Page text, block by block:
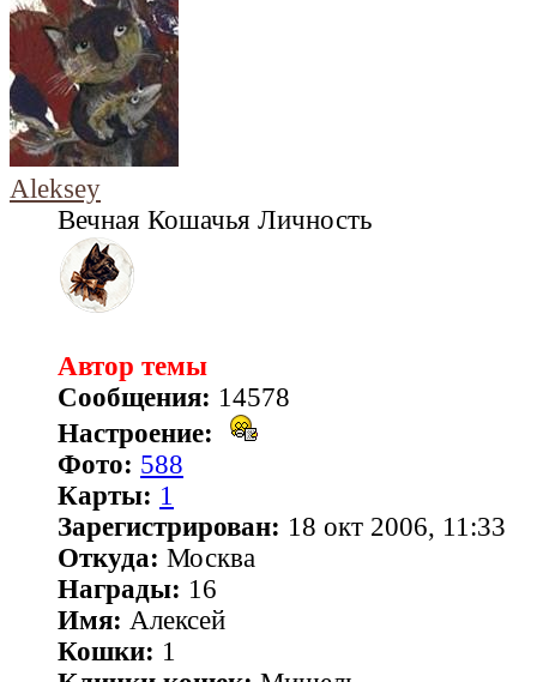
Aleksey
Вечная Кошачья Личность
Автор темы
Сообщения: 14578
Настроение:
Фото: 588
Карты: 1
Зарегистрирован: 18 окт 2006, 11:33
Откуда: Москва
Награды: 16
Имя: Алексей
Кошки: 1